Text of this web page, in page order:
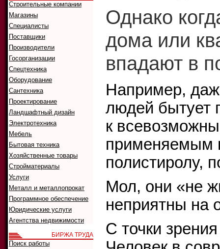
Однако
дома или
впадают в
Например,
людей бытует
к
применяемым
полистиролу,
Мол, они «не
неприятны на
С точки
Строительные компании
Магазины
Специалисты
Поставщики
Производители
Госорганизации
Спецтехника
Оборудование
Сантехника
Проектирование
Ландшафтный дизайн
Электротехника
Мебель
Бытовая техника
Хозяйственные товары
Стройматериалы
Услуги
Металл и металлопрокат
Программное обеспечение
Юридические услуги
Агентства недвижимости
БИРЖА ТРУДА
Поиск работы